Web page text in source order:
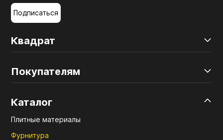
Квадрат
Покупателям
Каталог
Плитные материалы
Фурнитура
Подписаться